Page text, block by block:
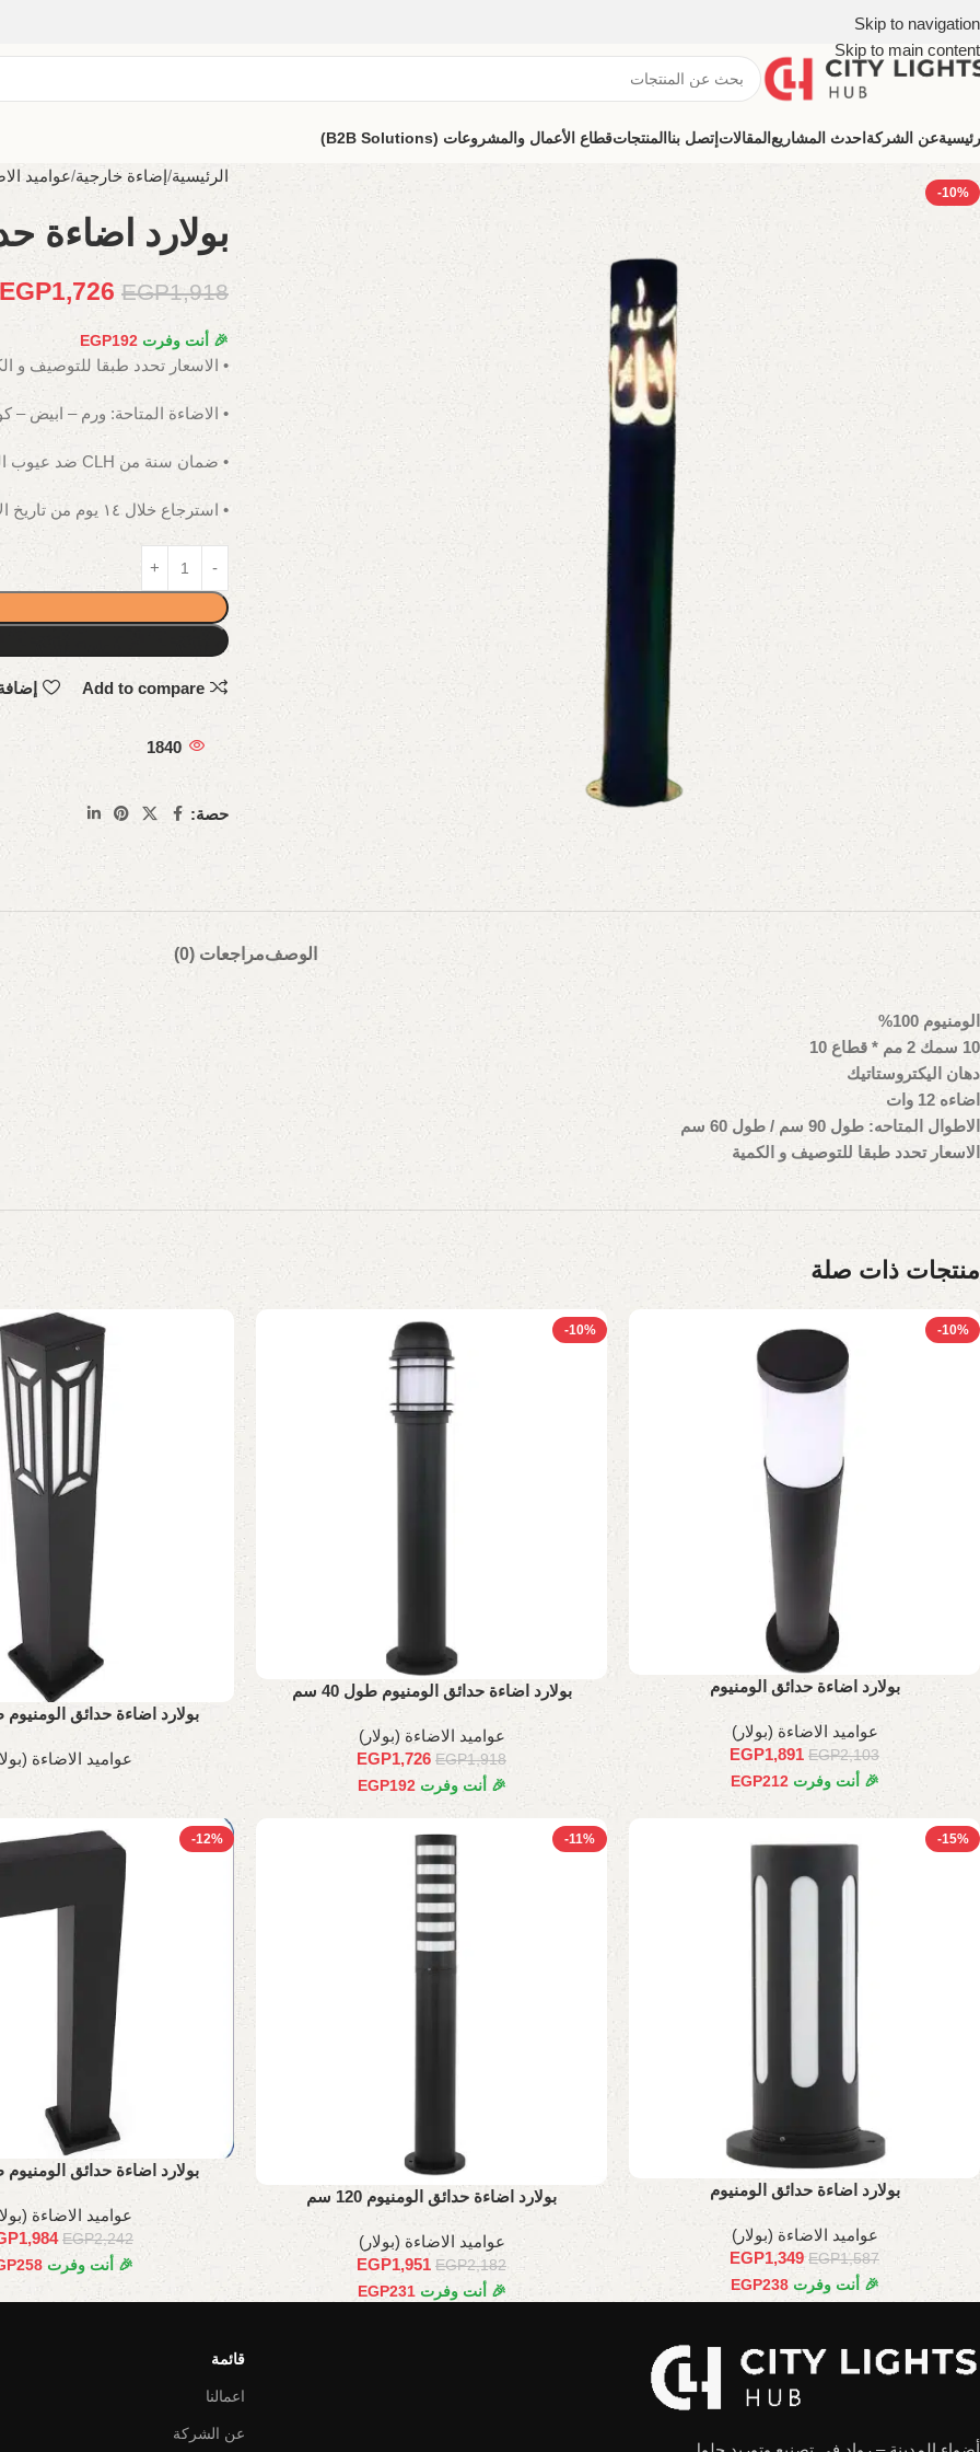
Skip to navigation
Skip to main content
عن الشركة احدث المشاريع المقالات إتصل بنا المنتجاتقطاع الأعمال والمشروعات (B2B Solutions)
-10%
الرئيسية إضاءة خارجية عواميد
بولارد اضاءة
EGP1,918
EGP1,726
🎉 أنت وفرت EGP192
• الاسعار تحدد طبقا للتوصيف و
• الاضاءة المتاحة: ورم – ابيض –
• ضمان سنة من CLH ضد عيوب الصناعة.
• استرجاع خلال ١٤ يوم من تاريخ الاستلام.
Add to compare
1840
حصة:
الوصفمراجعات (0)
الومنيوم 100%
10 سمك 2 مم * قطاع 10
دهان اليكتروستاتيك
اضاءه 12 وات
الاطوال المتاحه: طول 90 سم / طول 60 سم
الاسعار تحدد طبقا للتوصيف و الكمية
منتجات ذات صلة
-10%
بولارد اضاءة حدائق الومنيوم
عواميد الاضاءة (بولار)
EGP2,103
EGP1,891
🎉 أنت وفرت EGP212
-10%
بولارد اضاءة حدائق الومنيوم طول 40 سم
عواميد الاضاءة (بولار)
EGP1,918
EGP1,726
🎉 أنت وفرت EGP192
بولارد اضاءة حدائق الومنيوم
عواميد الاضاءة
-15%
بولارد اضاءة حدائق الومنيوم
عواميد الاضاءة (بولار)
EGP1,587
EGP1,349
🎉 أنت وفرت EGP238
-11%
بولارد اضاءة حدائق الومنيوم 120 سم
عواميد الاضاءة (بولار)
EGP2,182
EGP1,951
🎉 أنت وفرت EGP231
-12%
بولارد اضاءة حدائق الومنيوم
عواميد الاضاءة
EGP2,242
1,984
🎉 أنت وفرت258
قائمة
اعمالنا
عن الشركة